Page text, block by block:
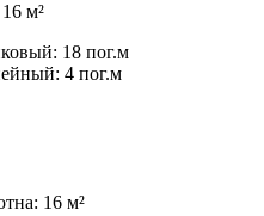
м²
18 пог.м
4 пог.м
16 м²